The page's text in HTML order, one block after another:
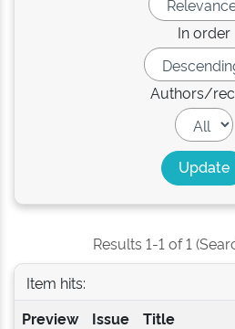
In order
Authors/
Results 1-1 of 1
Item hits:
Preview
Issue
Title